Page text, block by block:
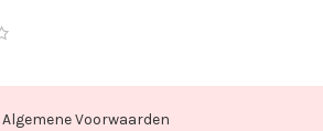
Algemene Voorwaarden